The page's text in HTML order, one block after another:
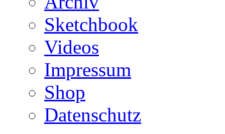
Sketchbook
Videos
Impressum
Shop
Datenschutz